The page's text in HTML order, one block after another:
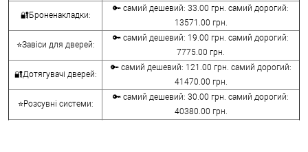
🔐Броненакладки:
🔑 самий дешевий: 33.00 грн. самий дорогий:
13571.00 грн.
⭐Завіси для дверей:
🔑 самий дешевий: 19.00 грн. самий дорогий:
7775.00 грн.
🔐Дотягувачі дверей:
🔑 самий дешевий: 121.00 грн. самий дорогий:
41470.00 грн.
⭐Розсувні системи:
🔑 самий дешевий: 30.00 грн. самий дорогий:
40380.00 грн.